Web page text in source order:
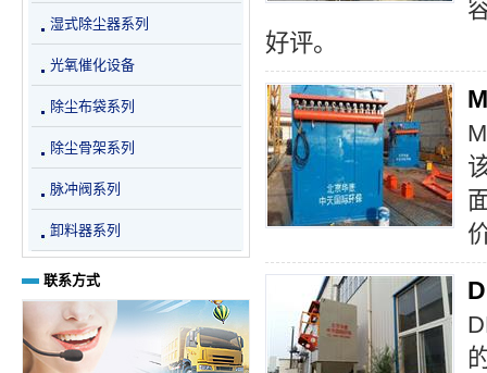
好评。
湿式除尘器系列
光氧催化设备
除尘布袋系列
除尘骨架系列
脉冲阀系列
卸料器系列
联系方式